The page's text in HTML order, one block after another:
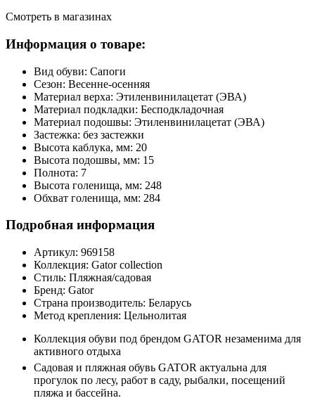
Смотреть в магазинах
Информация о товаре:
Вид обуви: Сапоги
Сезон: Весенне-осенняя
Материал верха: Этиленвинилацетат (ЭВА)
Материал подкладки: Бесподкладочная
Материал подошвы: Этиленвинилацетат (ЭВА)
Застежка: без застежки
Высота каблука, мм: 20
Высота подошвы, мм: 15
Полнота: 7
Высота голенища, мм: 248
Обхват голенища, мм: 284
Подробная информация
Артикул: 969158
Коллекция: Gator collection
Стиль: Пляжная/садовая
Бренд: Gator
Страна производитель: Беларусь
Метод крепления: Цельнолитая
Коллекция обуви под брендом GATOR незаменима для
активного отдыха
Садовая и пляжная обувь GATOR актуальна для
прогулок по лесу, работ в саду, рыбалки, посещений
пляжа и бассейна.